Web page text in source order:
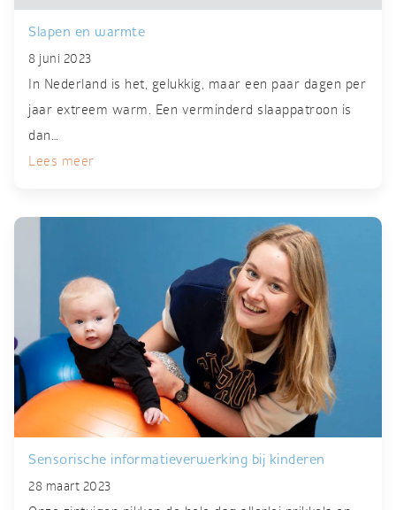
Slapen en warmte
8 juni 2023
In Nederland is het, gelukkig, maar een paar dagen per
jaar extreem warm. Een verminderd slaappatroon is
dan…
Lees meer
Sensorische informatieverwerking bij kinderen
28 maart 2023